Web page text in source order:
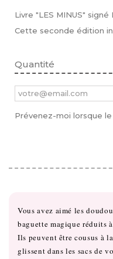
Livre "LES MINUS" signé
Cette seconde édition
Quantité
Prévenez-moi lorsque
Vous avez aimé les
baguette magique réduits
Ils peuvent être cousus à
glissent dans les sacs de